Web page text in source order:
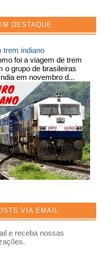
DESTAQUE
trem indiano
foi a viagem de trem
o grupo de brasileiras
em novembro d...
VIA EMAIL
e receba nossas